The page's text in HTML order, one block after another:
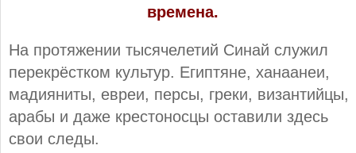
времена.
На протяжении тысячелетий Синай служил
перекрёстком культур. Египтяне, ханаанеи,
мадияниты, евреи, персы, греки, византийцы,
арабы и даже крестоносцы оставили здесь
свои следы.